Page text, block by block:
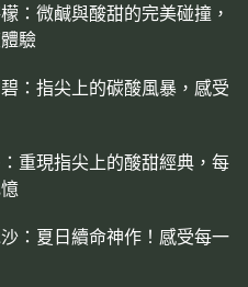
：微鹹與酸甜的完美碰撞，
驗
：指尖上的碳酸風暴，感受
重現指尖上的酸甜經典，每
：夏日續命神作！感受每一